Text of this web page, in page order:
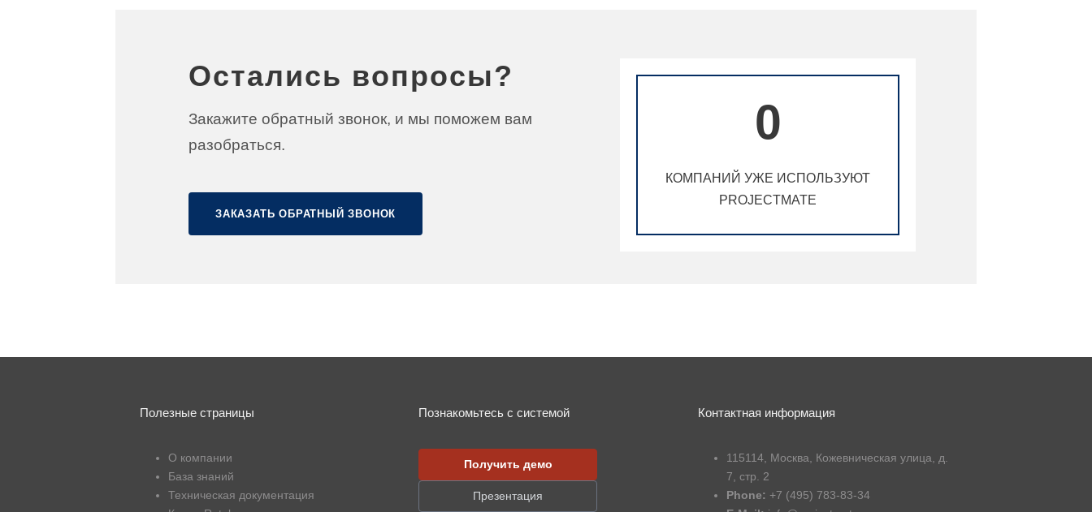
Остались вопросы?
Закажите обратный звонок, и мы поможем вам
разобраться.
ЗАКАЗАТЬ ОБРАТНЫЙ ЗВОНОК
0
КОМПАНИЙ УЖЕ ИСПОЛЬЗУЮТ
PROJECTMATE
Полезные страницы
О компании
База знаний
Техническая документация
Познакомьтесь с системой
Получить демо
Презентация
Контактная информация
115114, Москва, Кожевническая улица, д.
7, стр. 2
Phone: +7 (495) 783-83-34